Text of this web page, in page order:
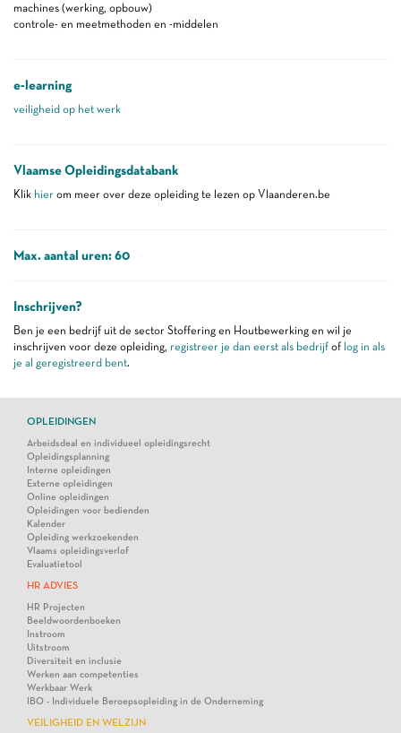
machines (werking, opbouw)
controle- en meetmethoden en -middelen
e-learning
veiligheid op het werk
Vlaamse Opleidingsdatabank
Klik hier om meer over deze opleiding te lezen op Vlaanderen.be
Max. aantal uren: 60
Inschrijven?
Ben je een bedrijf uit de sector Stoffering en Houtbewerking en wil je
inschrijven voor deze opleiding, registreer je dan eerst als bedrijf of log in als
je al geregistreerd bent.
OPLEIDINGEN
Arbeidsdeal en individueel opleidingsrecht
Opleidingsplanning
Interne opleidingen
Externe opleidingen
Online opleidingen
Opleidingen voor bedienden
Kalender
Opleiding werkzoekenden
Vlaams opleidingsverlof
Evaluatietool
HR ADVIES
HR Projecten
Beeldwoordenboeken
Instroom
Uitstroom
Diversiteit en inclusie
Werken aan competenties
Werkbaar Werk
IBO - Individuele Beroepsopleiding in de Onderneming
VEILIGHEID EN WELZIJN